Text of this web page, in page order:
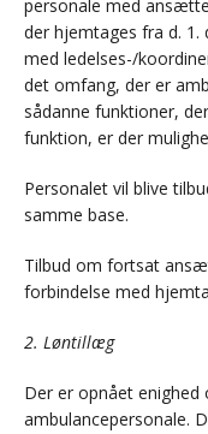
personale med
der hjemtages fra d. 1.
med ledelses-/
det omfang, der er
sådanne funktioner,
funktion, er der
Personalet vil blive
samme base.
Tilbud om fortsat
forbindelse med
2. Løntillæg
Der er opnået
ambulancepersonale.